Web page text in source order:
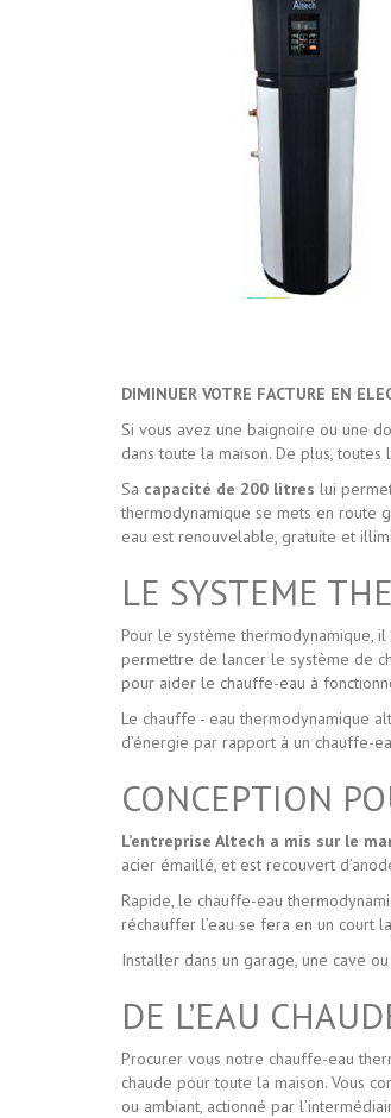
DIMINUER VOTRE FACTURE EN
Si vous avez une baignoire ou une
dans toute la maison. De plus,
Sa capacité de 200 litres lui
thermodynamique se mets en route
eau est renouvelable, gratuite et
LE SYSTEME
Pour le système thermodynamique,
permettre de lancer le système de
pour aider le chauffe-eau à
Le chauffe - eau thermodynamique
d’énergie par rapport à un chauffe-
CONCEPTION
L’entreprise Altech a mis sur le
acier émaillé, et est recouvert
Rapide, le chauffe-eau
réchauffer l’eau se fera en un court
Installer dans un garage, une cave
DE L’EAU
Procurer vous notre chauffe-eau
chaude pour toute la maison. Vous
ou ambiant, actionné par